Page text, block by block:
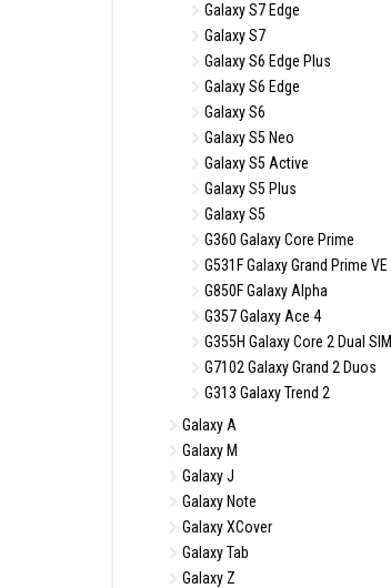
Galaxy S7 Edge
Galaxy S7
Galaxy S6 Edge Plus
Galaxy S6 Edge
Galaxy S6
Galaxy S5 Neo
Galaxy S5 Active
Galaxy S5 Plus
Galaxy S5
G360 Galaxy Core Prime
G531F Galaxy Grand Prime VE
G850F Galaxy Alpha
G357 Galaxy Ace 4
G355H Galaxy Core 2 Dual SIM
G7102 Galaxy Grand 2 Duos
G313 Galaxy Trend 2
Galaxy A
Galaxy M
Galaxy J
Galaxy Note
Galaxy XCover
Galaxy Tab
Galaxy Z